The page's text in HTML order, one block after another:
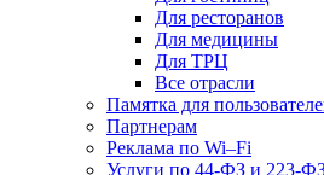
Для ресторанов
Для медицины
Для ТРЦ
Все отрасли
Памятка для
Партнерам
Реклама по Wi–Fi
Услуги по 44-ФЗ и 223-